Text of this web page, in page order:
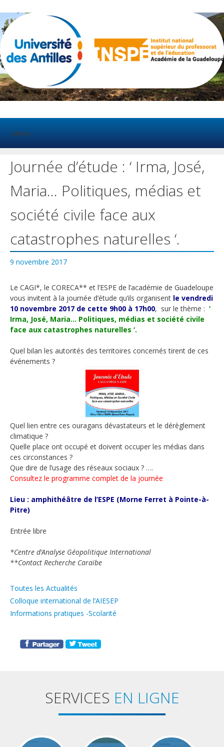
au
contenu
Menu
Journée d’étude : ‘ Irma, José,
Maria… Politiques, médias et
société civile face aux
catastrophes naturelles ‘.
9 novembre 2017
Le CAGI*, le CORECA** et l’ESPE de l’académie de Guadeloupe
vous invitent à la journée d’étude qu’ils organisent le vendredi
10 novembre 2017 de cette 9h00 à 17h00, sur le thème : ‘
Irma, José, Maria… Politiques, médias et société civile
face aux catastrophes naturelles ‘.
Quel bilan les autorités des territoires concernés tirent de ces
événements ?
Quel lien entre ces ouragans dévastateurs et le dérèglement
climatique ?
Quelle place ont occupé et doivent occuper les médias dans
ces circonstances ?
Que dire de l’usage des réseaux sociaux ? ….
Consultez le programme complet de la journée
Lieu : amphithéâtre de l’ESPE (Morne Ferret à Pointe-à-
Pitre)
Entrée libre
*Centre d’Analyse Géopolitique International
**Contact Recherche Caraïbe
Catégories
Toutes les Actualités
Colloque international de l’AIESEP
Informations pratiques -Scolarité
SERVICES EN LIGNE